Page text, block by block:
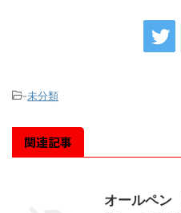
-未分類
関連記事
オールペン